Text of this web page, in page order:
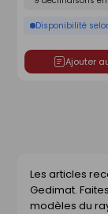
Disponibilité
Ajouter
Les articles
Gedimat.
modèles du